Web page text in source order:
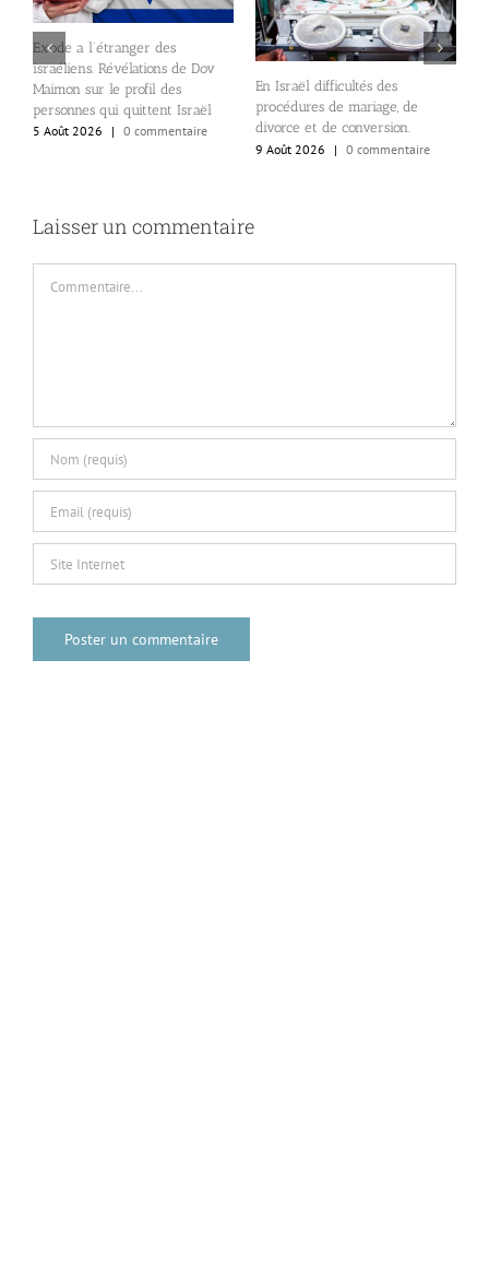
Exode a l’étranger des
israéliens. Révélations de Dov
Maimon sur le profil des
personnes qui quittent Israël
5 Août 2026
| 0 commentaire
En Israël difficultés des
procédures de mariage, de
divorce et de conversion.
9 Août 2026
| 0 commentaire
Laisser un commentaire